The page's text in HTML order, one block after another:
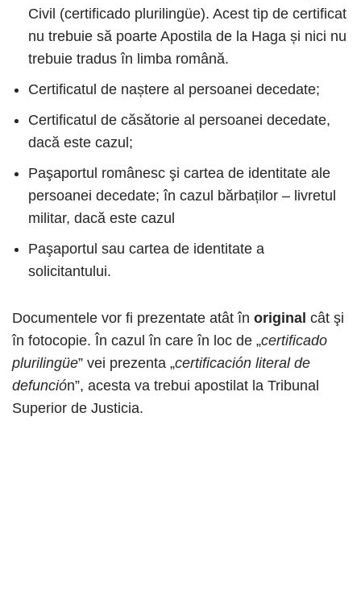
Civil (certificado plurilingüe). Acest tip de certificat
nu trebuie să poarte Apostila de la Haga și nici nu
trebuie tradus în limba română.
Certificatul de naștere al persoanei decedate;
Certificatul de căsătorie al persoanei decedate,
dacă este cazul;
Paşaportul românesc şi cartea de identitate ale
persoanei decedate; în cazul bărbaților – livretul
militar, dacă este cazul
Paşaportul sau cartea de identitate a
solicitantului.
Documentele vor fi prezentate atât în original cât şi
în fotocopie. În cazul în care în loc de „certificado
plurilingüe” vei prezenta „certificación literal de
defunción”, acesta va trebui apostilat la Tribunal
Superior de Justicia.